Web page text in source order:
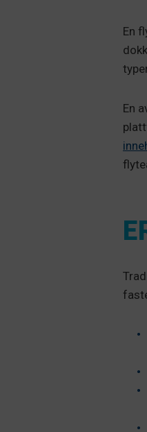
En
En